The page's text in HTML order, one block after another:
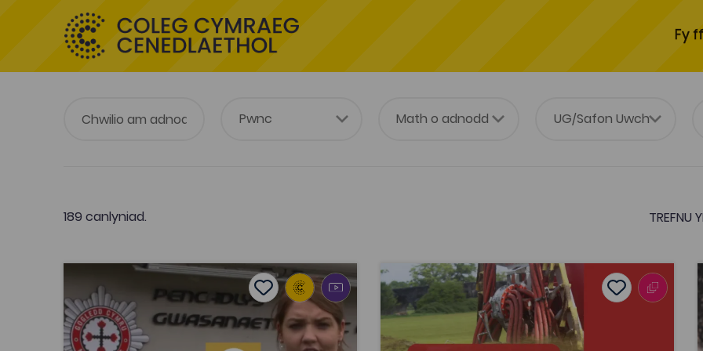
Fy
189 canlyniad. TREFNU
Fideos 'Ar Frys' - defnyddio'r Gymraeg mewn swyddi Gwasanaethau Cyhoeddus
Add to favourites
Dyddiad cyhoeddi: 2019 Add to favourites
Fideos 'Ar Frys' - defnyddio'r Gymraeg
mewn swyddi Gwasanaethau
Llygredd a gwastraff mewn amaeth
Add to
Dyddiad cyhoeddi: 2020 Add to
Llygredd a gwastraff mewn amaeth
Tagiau